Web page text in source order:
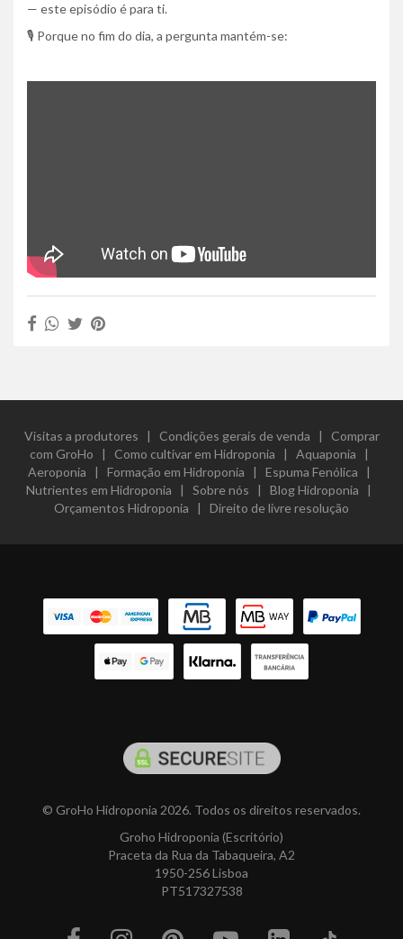
— este episódio é para ti.
🎙️ Porque no fim do dia, a pergunta mantém-se:
Visitas a produtores | Condições gerais de venda | Comprar
com GroHo | Como cultivar em Hidroponia | Aquaponia |
Aeroponia | Formação em Hidroponia | Espuma Fenólica |
Nutrientes em Hidroponia | Sobre nós | Blog Hidroponia |
Orçamentos Hidroponia | Direito de livre resolução
© GroHo Hidroponia 2026. Todos os direitos reservados.
Groho Hidroponia (Escritório)
Praceta da Rua da Tabaqueira, A2
1950-256 Lisboa
PT517327538